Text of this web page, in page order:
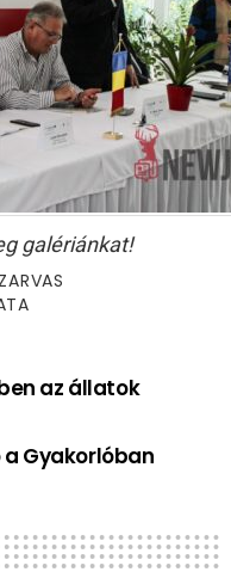
galériánkat!
az állatok
Gyakorlóban